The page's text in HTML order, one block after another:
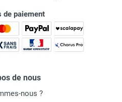
de paiement
de nous
nous ?